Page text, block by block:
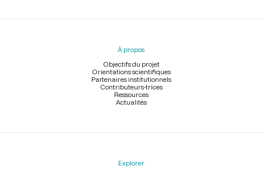
Menu
À propos
Objectifs du projet
Orientations scientifiques
Partenaires institutionnels
Contributeurs-trices
Ressources
Actualités
Explorer